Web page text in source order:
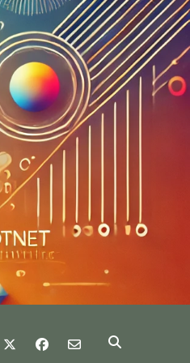
twitter facebook
email-form